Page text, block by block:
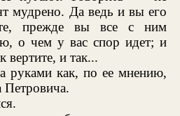
мудрено. Да ведь и вы его
прежде вы все с ним
о чем у вас спор идет; и
вертите, и так...
руками как, по ее мнению,
Петровича.